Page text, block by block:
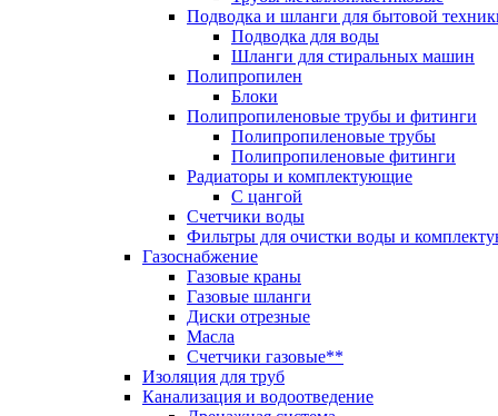
Подводка и шланги для бытовой
Подводка для воды
Шланги для стиральных машин
Полипропилен
Блоки
Полипропиленовые трубы и фитинги
Полипропиленовые трубы
Полипропиленовые фитинги
Радиаторы и комплектующие
С цангой
Счетчики воды
Фильтры для очистки воды и
Газоснабжение
Газовые краны
Газовые шланги
Диски отрезные
Масла
Счетчики газовые**
Изоляция для труб
Канализация и водоотведение